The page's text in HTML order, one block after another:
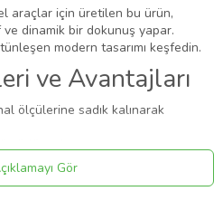
araçlar için üretilen bu ürün,
dinamik bir dokunuş yapar.
modern tasarımı keşfedin.
ve Avantajları
ölçülerine sadık kalınarak
Gör